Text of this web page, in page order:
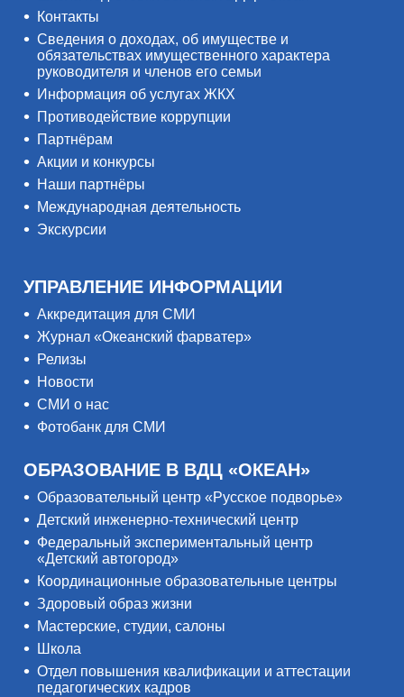
Контакты
Сведения о доходах, об имуществе и
обязательствах имущественного характера
руководителя и членов его семьи
Информация об услугах ЖКХ
Противодействие коррупции
Партнёрам
Акции и конкурсы
Наши партнёры
Международная деятельность
Экскурсии
УПРАВЛЕНИЕ ИНФОРМАЦИИ
Аккредитация для СМИ
Журнал «Океанский фарватер»
Релизы
Новости
СМИ о нас
Фотобанк для СМИ
ОБРАЗОВАНИЕ В ВДЦ «ОКЕАН»
Образовательный центр «Русское подворье»
Детский инженерно-технический центр
Федеральный экспериментальный центр
«Детский автогород»
Координационные образовательные центры
Здоровый образ жизни
Мастерские, студии, салоны
Школа
Отдел повышения квалификации и аттестации
педагогических кадров